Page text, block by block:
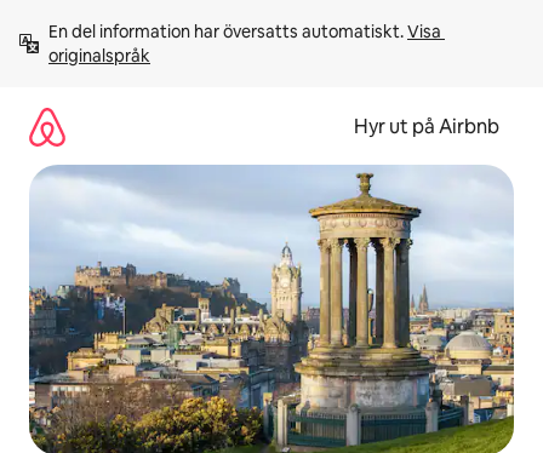
innehåll
En del information har översatts automatiskt. Visa
originalspråk
Hyr ut på Airbnb